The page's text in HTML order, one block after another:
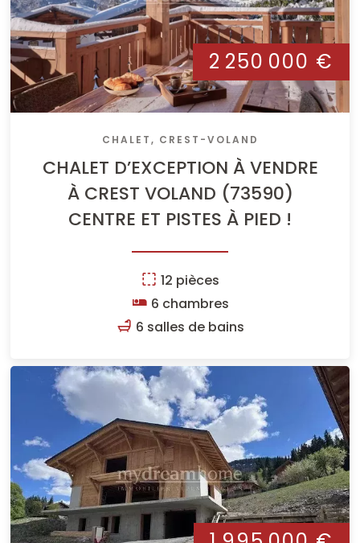
2 250 000 €
CHALET, CREST-VOLAND
CHALET D’EXCEPTION À VENDRE
À CREST VOLAND (73590)
CENTRE ET PISTES À PIED !
12 pièces
6 chambres
6 salles de bains